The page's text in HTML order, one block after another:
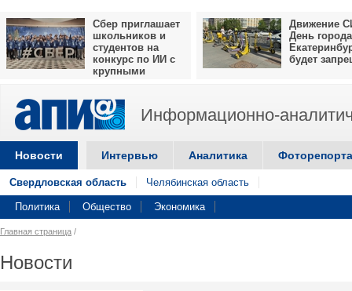
Сбер приглашает
школьников и
студентов на
конкурс по ИИ с
крупными
Движение
День города
будет
Информационно-
Новости Интервью Аналитика
Свердловская область Челябинская область
Политика Общество Экономика
Главная страница /
Новости